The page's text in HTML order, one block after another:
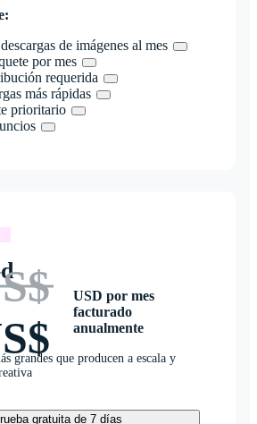
de imágenes al mes
por mes
requerida
más rápidas
prioritario
USD por mes
facturado
anualmente
grandes que producen a escala y
gratuita de 7 días